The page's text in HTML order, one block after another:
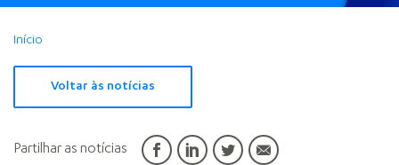
Início
Voltar às notícias
Partilhar as notícias